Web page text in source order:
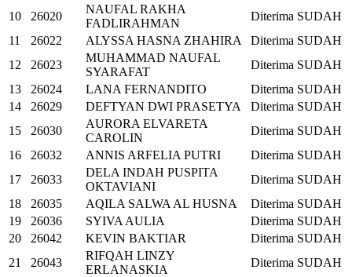
10
26020
NAUFAL RAKHA
FADLIRAHMAN
Diterima SUDAH
11
26022 ALYSSA HASNA ZHAHIRA Diterima SUDAH
12
26023
MUHAMMAD NAUFAL
SYARAFAT
Diterima SUDAH
13
26024 LANA FERNANDITO Diterima SUDAH
14
26029 DEFTYAN DWI PRASETYA Diterima SUDAH
15
26030
AURORA ELVARETA
CAROLIN
Diterima SUDAH
16
26032 ANNIS ARFELIA PUTRI Diterima SUDAH
17
26033
DELA INDAH PUSPITA
OKTAVIANI
Diterima SUDAH
18
26035 AQILA SALWA AL HUSNA Diterima SUDAH
19
26036 SYIVA AULIA Diterima SUDAH
20
26042 KEVIN BAKTIAR Diterima SUDAH
21
26043
RIFQAH LINZY
ERLANASKIA
Diterima SUDAH